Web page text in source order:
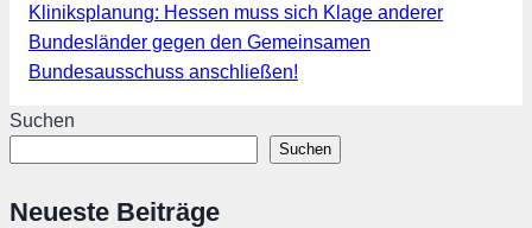
Kliniksplanung: Hessen muss sich Klage anderer
Bundesländer gegen den Gemeinsamen
Bundesausschuss anschließen!
Suchen
Suchen
Neueste Beiträge